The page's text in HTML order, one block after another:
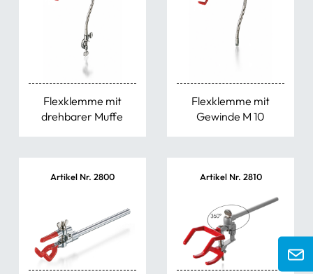
Flexklemme mit
drehbarer Muffe
Flexklemme mit
Gewinde M 10
Artikel Nr. 2800 Artikel Nr. 2810